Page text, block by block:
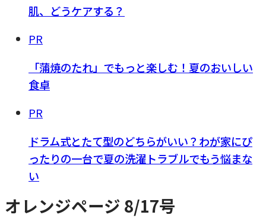
肌、どうケアする？
PR
「蒲焼のたれ」でもっと楽しむ！夏のおいしい
食卓
PR
ドラム式とたて型のどちらがいい？わが家にぴ
ったりの一台で夏の洗濯トラブルでもう悩まな
い
オレンジページ 8/17号